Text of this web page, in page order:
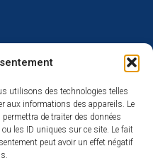
utilisons des technologies telles
aux informations des appareils. Le
de traiter des données
les ID uniques sur ce site. Le fait
peut avoir un effet négatif